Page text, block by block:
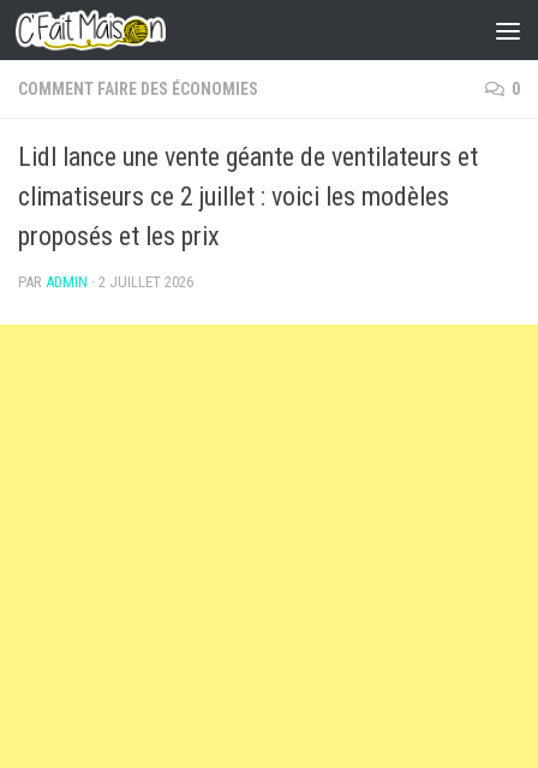
Skip to content
COMMENT FAIRE DES ÉCONOMIES 0
Lidl lance une vente géante de ventilateurs et
climatiseurs ce 2 juillet : voici les modèles
proposés et les prix
PAR ADMIN · 2 JUILLET 2026